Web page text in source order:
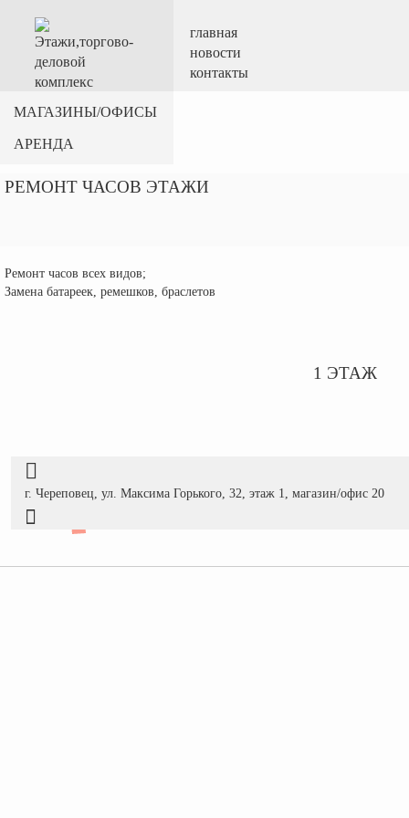
главная
новости
контакты
МАГАЗИНЫ/ОФИСЫ
АРЕНДА
РЕМОНТ ЧАСОВ ЭТАЖИ
Ремонт часов всех видов;
Замена батареек, ремешков, браслетов
1 ЭТАЖ
г. Череповец, ул. Максима Горького, 32, этаж 1, магазин/офис 20